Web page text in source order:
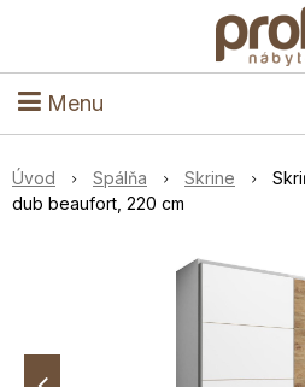
Menu
Kuchyňa a
Úvod Spálňa Skrine
dub beaufort, 220 cm